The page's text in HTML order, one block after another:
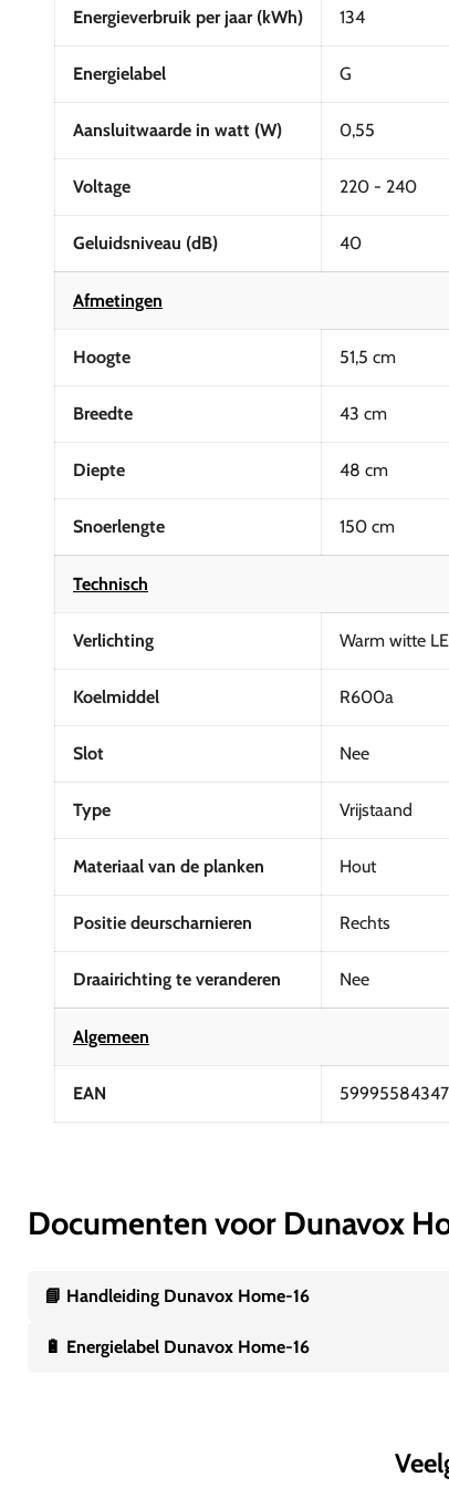
Energieverbruik per jaar (kWh) 134
Energielabel G
Aansluitwaarde in watt (W) 0,55
Voltage 220 - 240
Geluidsniveau (dB) 40
Afmetingen
Hoogte 51,5 cm
Breedte 43 cm
Diepte 48 cm
Snoerlengte 150 cm
Technisch
Verlichting Warm witte
Koelmiddel R600a
Slot Nee
Type Vrijstaand
Materiaal van de planken Hout
Positie deurscharnieren Rechts
Draairichting te veranderen Nee
Algemeen
EAN
Documenten voor Dunavox
📘 Handleiding Dunavox Home-16
🔋 Energielabel Dunavox Home-16